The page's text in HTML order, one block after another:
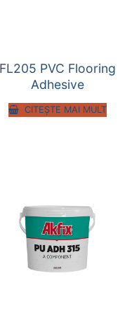
FL205 PVC Flooring
Adhesive
CITEȘTE MAI MULT